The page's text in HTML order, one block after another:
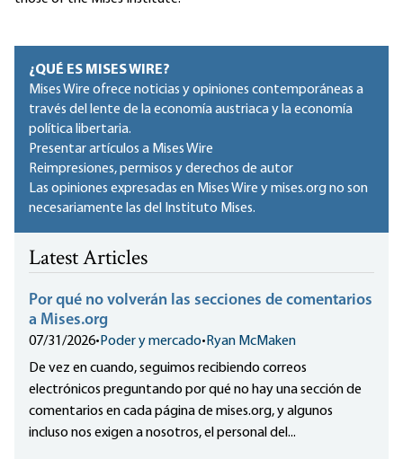
¿QUÉ ES MISES WIRE?
Mises Wire ofrece noticias y opiniones contemporáneas a
través del lente de la economía austriaca y la economía
política libertaria.
Presentar artículos a Mises Wire
Reimpresiones, permisos y derechos de autor
Las opiniones expresadas en Mises Wire y mises.org no son
necesariamente las del Instituto Mises.
Latest Articles
Por qué no volverán las secciones de comentarios
a Mises.org
07/31/2026•Poder y mercado•Ryan McMaken
De vez en cuando, seguimos recibiendo correos
electrónicos preguntando por qué no hay una sección de
comentarios en cada página de mises.org, y algunos
incluso nos exigen a nosotros, el personal del...